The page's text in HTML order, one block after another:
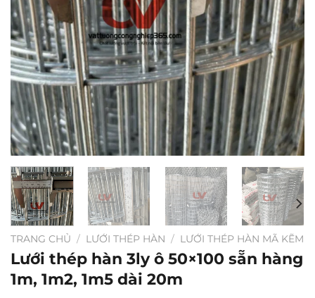
TRANG CHỦ / LƯỚI THÉP HÀN / LƯỚI THÉP HÀN MÃ KẼM
Lưới thép hàn 3ly ô 50×100 sẵn hàng
1m, 1m2, 1m5 dài 20m